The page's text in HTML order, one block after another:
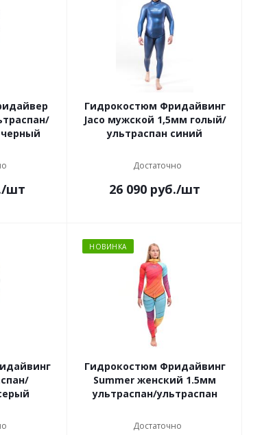
/шт
Гидрокостюм Фридайвинг
Jaco мужской 1,5мм голый/
ультраспан синий
Достаточно
26 090 руб./шт
НОВИНКА
Гидрокостюм Фридайвинг
Summer женский 1.5мм
ультраспан/ультраспан
Достаточно